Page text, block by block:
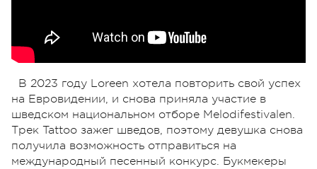
В 2023 году Loreen хотела повторить свой успех
на Евровидении, и снова приняла участие в
шведском национальном отборе Melodifestivalen.
Трек Tattoo зажег шведов, поэтому девушка снова
получила возможность отправиться на
международный песенный конкурс. Букмекеры